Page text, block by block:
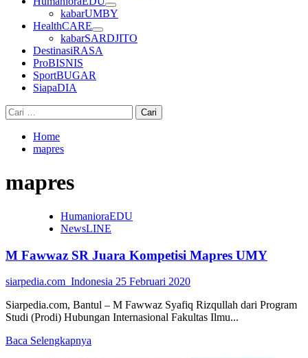
kabarUMBY
HealthCARE
kabarSARDJITO
DestinasiRASA
ProBISNIS
SportBUGAR
SiapaDIA
Cari
untuk:
Home
mapres
mapres
HumanioraEDU
NewsLINE
M Fawwaz SR Juara Kompetisi Mapres UMY
siarpedia.com_Indonesia 25 Februari 2020
Siarpedia.com, Bantul – M Fawwaz Syafiq Rizqullah dari Program
Studi (Prodi) Hubungan Internasional Fakultas Ilmu...
Baca Selengkapnya